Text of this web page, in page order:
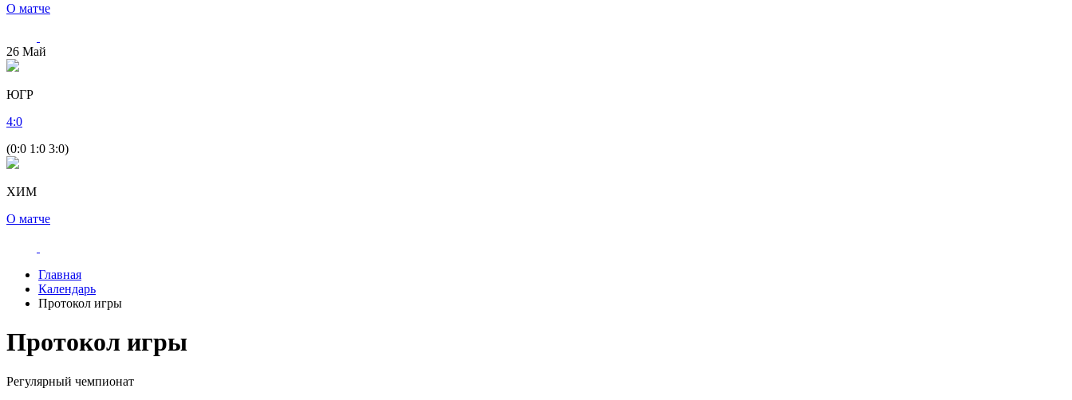
О матче
26 Май
ЮГР
4:0
(0:0 1:0 3:0)
ХИМ
О матче
Главная
Календарь
Протокол игры
Протокол игры
Регулярный чемпионат